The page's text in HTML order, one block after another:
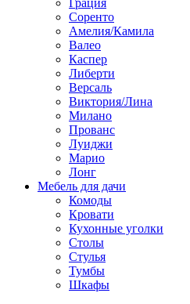
Грация
Соренто
Амелия/Камила
Валео
Каспер
Либерти
Версаль
Виктория/Лина
Милано
Прованс
Луиджи
Марио
Лонг
Мебель для дачи
Комоды
Кровати
Кухонные уголки
Столы
Стулья
Тумбы
Шкафы